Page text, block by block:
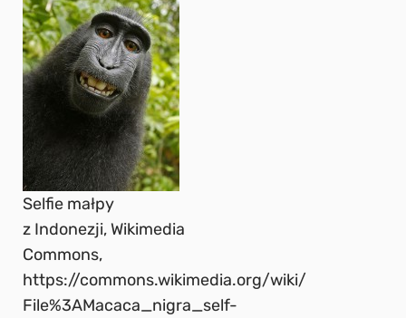
Selfie małpy
z Indonezji, Wikimedia
Commons,
https://commons.wikimedia.org/wiki/
File%3AMacaca_nigra_self-